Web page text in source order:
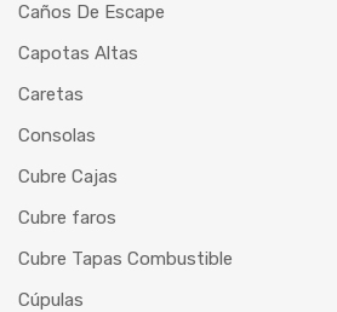
Caños De Escape
Capotas Altas
Caretas
Consolas
Cubre Cajas
Cubre faros
Cubre Tapas Combustible
Cúpulas